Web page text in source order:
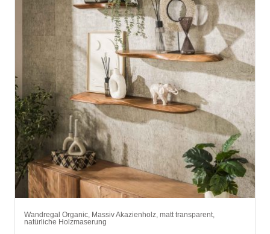
Wandregal Organic, Massiv Akazienholz, matt transparent,
natürliche Holzmaserung